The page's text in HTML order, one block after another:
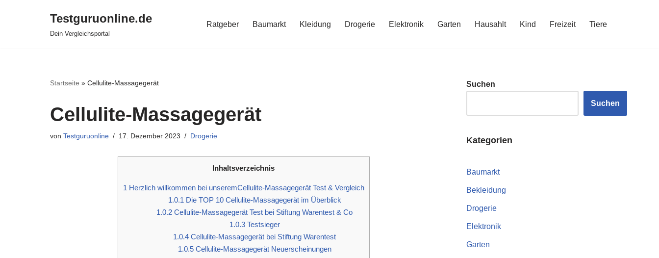
Testguruonline.de
Dein Vergleichsportal
Ratgeber Baumarkt Kleidung Drogerie Elektronik Garten Hausahlt Kind Freizeit Tiere
Startseite » Cellulite-Massagegerät
Cellulite-Massagegerät
von Testguruonline 17. Dezember 2023 Drogerie
Inhaltsverzeichnis
1 Herzlich willkommen bei unseremCellulite-Massagegerät Test & Vergleich
1.0.1 Die TOP 10 Cellulite-Massagegerät im Überblick
1.0.2 Cellulite-Massagegerät Test bei Stiftung Warentest & Co
1.0.3Testsieger
1.0.4 Cellulite-Massagegerät bei Stiftung Warentest
1.0.5Cellulite-Massagegerät Neuerscheinungen
Suchen
Suchen
Kategorien
Baumarkt
Bekleidung
Drogerie
Elektronik
Garten